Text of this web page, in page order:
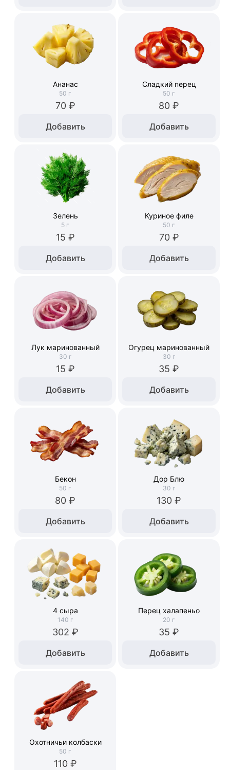
Ананас
50 г
70 ₽
Добавить
Сладкий перец
50 г
80 ₽
Добавить
Зелень
5 г
15 ₽
Добавить
Куриное филе
50 г
70 ₽
Добавить
Лук маринованный
30 г
15 ₽
Добавить
Огурец маринованный
30 г
35 ₽
Добавить
Бекон
50 г
80 ₽
Добавить
Дор Блю
30 г
130 ₽
Добавить
4 сыра
140 г
302 ₽
Добавить
Перец халапеньо
20 г
35 ₽
Добавить
Охотничьи колбаски
50 г
110 ₽